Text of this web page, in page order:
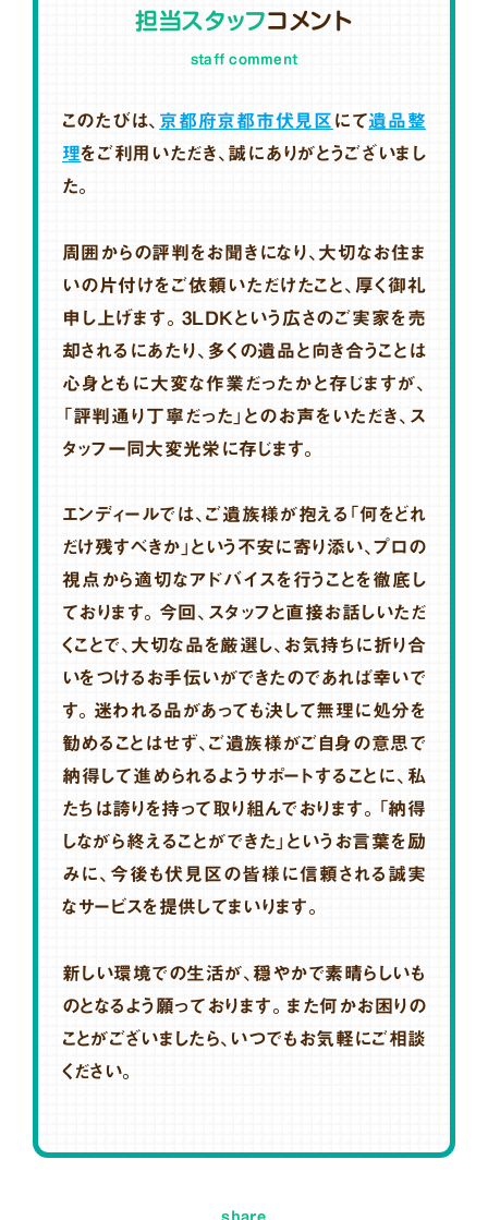
担当スタッフコメント
staff comment
このたびは、 京都府京都市伏見区 にて遺品整
理をご利用いただき、誠にありがとうございまし
た。
周囲からの評判をお聞きになり、大切なお住ま
いの片付けをご依頼いただけたこと、厚く御礼
申し上げます。3LDKという広さのご実家を売
却されるにあたり、多くの遺品と向き合うことは
心身ともに大変な作業だったかと存じますが、
「評判通り丁寧だった」とのお声をいただき、ス
タッフ一同大変光栄に存じます。
エンディールでは、ご遺族様が抱える「何をどれ
だけ残すべきか」という不安に寄り添い、プロの
視点から適切なアドバイスを行うことを徹底し
ております。今回、スタッフと直接お話しいただ
くことで、大切な品を厳選し、お気持ちに折り合
いをつけるお手伝いができたのであれば幸いで
す。迷われる品があっても決して無理に処分を
勧めることはせず、ご遺族様がご自身の意思で
納得して進められるようサポートすることに、私
たちは誇りを持って取り組んでおります。「納得
しながら終えることができた」というお言葉を励
みに、今後も伏見区の皆様に信頼される誠実
なサービスを提供してまいります。
新しい環境での生活が、穏やかで素晴らしいも
のとなるよう願っております。また何かお困りの
ことがございましたら、いつでもお気軽にご相談
ください。